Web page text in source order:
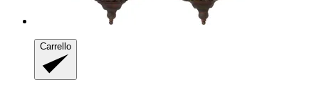
Carrello